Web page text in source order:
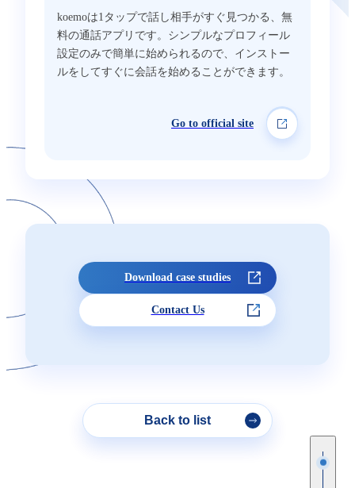
koemoは1タップで話し相手がすぐ見つかる、無
料の通話アプリです。シンプルなプロフィール
設定のみで簡単に始められるので、インストー
ルをしてすぐに会話を始めることができます。
Go to official site
Download case studies
Contact Us
Back to list